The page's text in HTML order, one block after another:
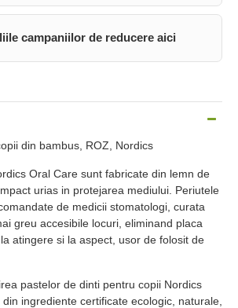
campaniilor de reducere aici
din bambus, ROZ, Nordics
Oral Care sunt fabricate din lemn de
urias in protejarea mediului. Periutele
de medicii stomatologi, curata
greu accesibile locuri, eliminand placa
atingere si la aspect, usor de folosit de
pastelor de dinti pentru copii Nordics
ingrediente certificate ecologic, naturale,